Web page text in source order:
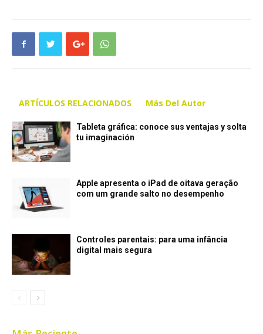
ARTÍCULOS RELACIONADOS Más Del Autor
Tableta gráfica: conoce sus ventajas y solta
tu imaginación
Apple apresenta o iPad de oitava geração
com um grande salto no desempenho
Controles parentais: para uma infância
digital mais segura